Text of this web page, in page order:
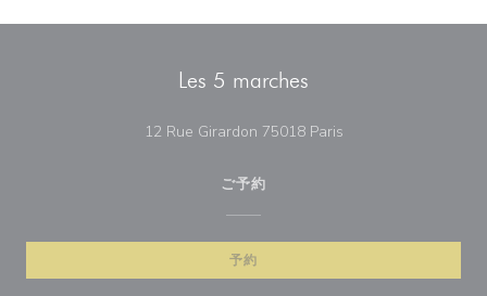
Les 5 marches
12 Rue Girardon 75018 Paris((新しいウィンドウ
ご予約
予約